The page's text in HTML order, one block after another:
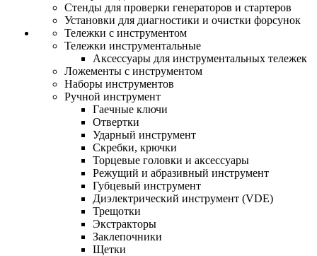
Стенды для проверки генераторов и стартеров
Установки для диагностики и очистки форсунок
Тележки с инструментом
Тележки инструментальные
Аксессуары для инструментальных тележек
Ложементы с инструментом
Наборы инструментов
Ручной инструмент
Гаечные ключи
Отвертки
Ударный инструмент
Скребки, крючки
Торцевые головки и аксессуары
Режущий и абразивный инструмент
Губцевый инструмент
Диэлектрический инструмент (VDE)
Трещотки
Экстракторы
Заклепочники
Щетки